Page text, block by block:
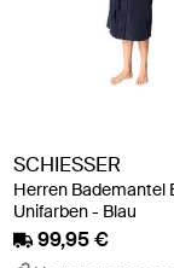
SCHIESSER
Herren Bademantel
Unifarben - Blau
99,95 €